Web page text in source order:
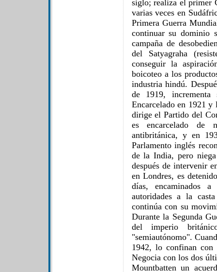
siglo; realiza el primer
varias veces en
Primera Guerra
continuar su dominio
campaña de
del Satyagraha
conseguir la
boicoteo a los
industria hindú.
de 1919, incrementa
Encarcelado en 1921 y
dirige el Partido del
es encarcelado de
antibritánica, y en
Parlamento inglés
de la India, pero
después de intervenir
en Londres, es
días, encaminados
autoridades a la
continúa con su
Durante la Segunda
del imperio
"semiautónomo".
1942, lo confinan con
Negocia con los dos
Mountbatten un